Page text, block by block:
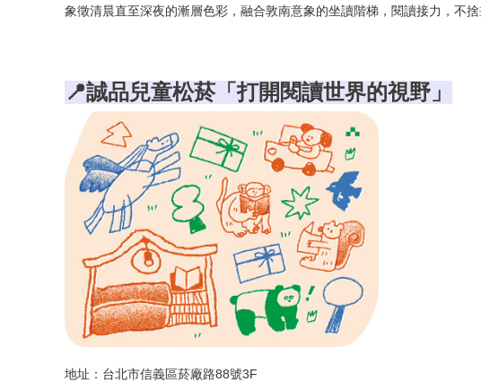
📍誠品書店中友店「閱讀者的日常實踐所 」
📍誠品文具園道店「以物件編輯日常風格」
📍誠品書店虎尾「靈感長期派駐，閱讀日日值勤」
📍誠品書店台中大遠百店「豐富、歡樂、閱讀真實生活」
📍誠品書店台中三井店「海港閱讀生活聚場」
📍誠品書店480「疊覆的文化軌跡，慢活的閱讀時光」
📍誠品書店屏東店「閱讀光合作用・靈感循環不息」
📍誠品書店高雄大遠百店「書頁殿堂-與世界接軌的知識港口」
📍誠品書店南紡店「梭線交織的夢想國度」
象徵清晨直至深夜的漸層色彩，融合敦南意象的坐讀階梯，閱讀接力，不捨
📍誠品兒童松菸「打開閱讀世界的視野」
地址：台北市信義區菸廠路88號3F